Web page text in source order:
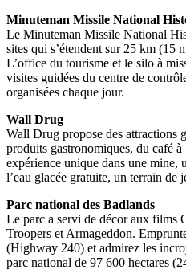
Minuteman Missile National
Le Minuteman Missile National
sites qui s’étendent sur 25 km (15
L’office du tourisme et le silo à
visites guidées du centre de
organisées chaque jour.
Wall Drug
Wall Drug propose des attractions
produits gastronomiques, du café
expérience unique dans une mine,
l’eau glacée gratuite, un terrain de
Parc national des Badlands
Le parc a servi de décor aux films
Troopers et Armageddon.
(Highway 240) et admirez les
parc national de 97 600 hectares